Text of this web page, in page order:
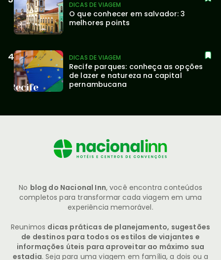
DICAS DE VIAGEM
O que conhecer em salvador: 3
melhores points
DICAS DE VIAGEM
Recife parques: conheça as opções
de lazer e natureza na capital
pernambucana
No blog do Nacional Inn, você encontra conteúdos
completos para transformar cada viagem em uma
experiência memorável.
Reunimos dicas práticas de planejamento, sugestões
de destinos para todos os estilos de viajantes e
informações úteis para aproveitar ao máximo sua
estadia. Seja para uma viagem em família, a dois ou a